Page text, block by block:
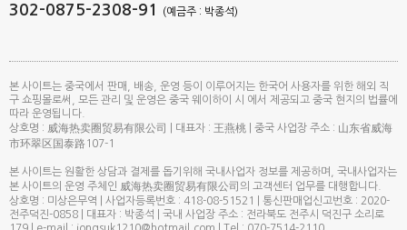
302-0875-2308-91 (예금주 : 박종석)
본 사이트는 중국에서 판매, 배송, 운영 등이 이루어지는 한국어 사용자를 위한 해외 직
구 쇼핑몰로써, 모든 관리 및 운영은 중국 웨이하이 시 에서 제공되고 중국 현지의 법률에
따라 운영됩니다.
상호명 : 威海热卖圈贸易有限公司 | 대표자 : 王燕桃 | 중국 사업장 주소 : 山东省威海
市环翠区国泰路107-1
본 사이트는 원활한 상담과 결제를 돕기위해 국내사업자 정보를 제공하며, 국내사업자는
본 사이트의 운영 주체인 威海热卖圈贸易有限公司의 고객센터 업무를 대행합니다.
상호명 : 미상은무역 | 사업자등록번호 : 418-08-51521 | 통신판매업신고번호 : 2020-
전주덕진-0858 | 대표자 : 박종석 | 국내 사업장 주소 : 전라북도 전주시 덕진구 소리로